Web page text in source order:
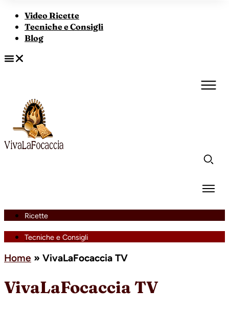
Video Ricette
Tecniche e Consigli
Blog
Ricette
Tecniche e Consigli
Home » VivaLaFocaccia TV
VivaLaFocaccia TV